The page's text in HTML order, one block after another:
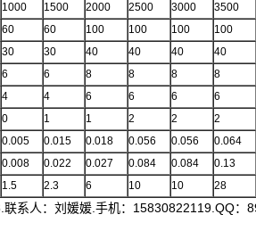
1000 1500 2000 2500 3000 3500
60 60 100 100 100 100
30 30 40 40 40 40
6 6 8 8 8 8
4 4 6 6 6 6
0 1 1 2 2 2
0.005 0.015 0.018 0.056 0.056 0.064
0.008 0.022 0.027 0.084 0.084 0.13
1.5 2.3 6 10 10 28
系人：刘媛媛.手机：15830822119.QQ：